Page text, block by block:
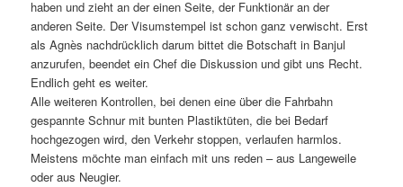
haben und zieht an der einen Seite, der Funktionär an der
anderen Seite. Der Visumstempel ist schon ganz verwischt. Erst
als Agnès nachdrücklich darum bittet die Botschaft in Banjul
anzurufen, beendet ein Chef die Diskussion und gibt uns Recht.
Endlich geht es weiter.
Alle weiteren Kontrollen, bei denen eine über die Fahrbahn
gespannte Schnur mit bunten Plastiktüten, die bei Bedarf
hochgezogen wird, den Verkehr stoppen, verlaufen harmlos.
Meistens möchte man einfach mit uns reden – aus Langeweile
oder aus Neugier.